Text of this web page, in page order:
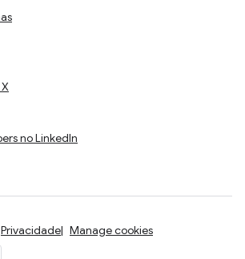
no LinkedIn
Privacidade Manage cookies